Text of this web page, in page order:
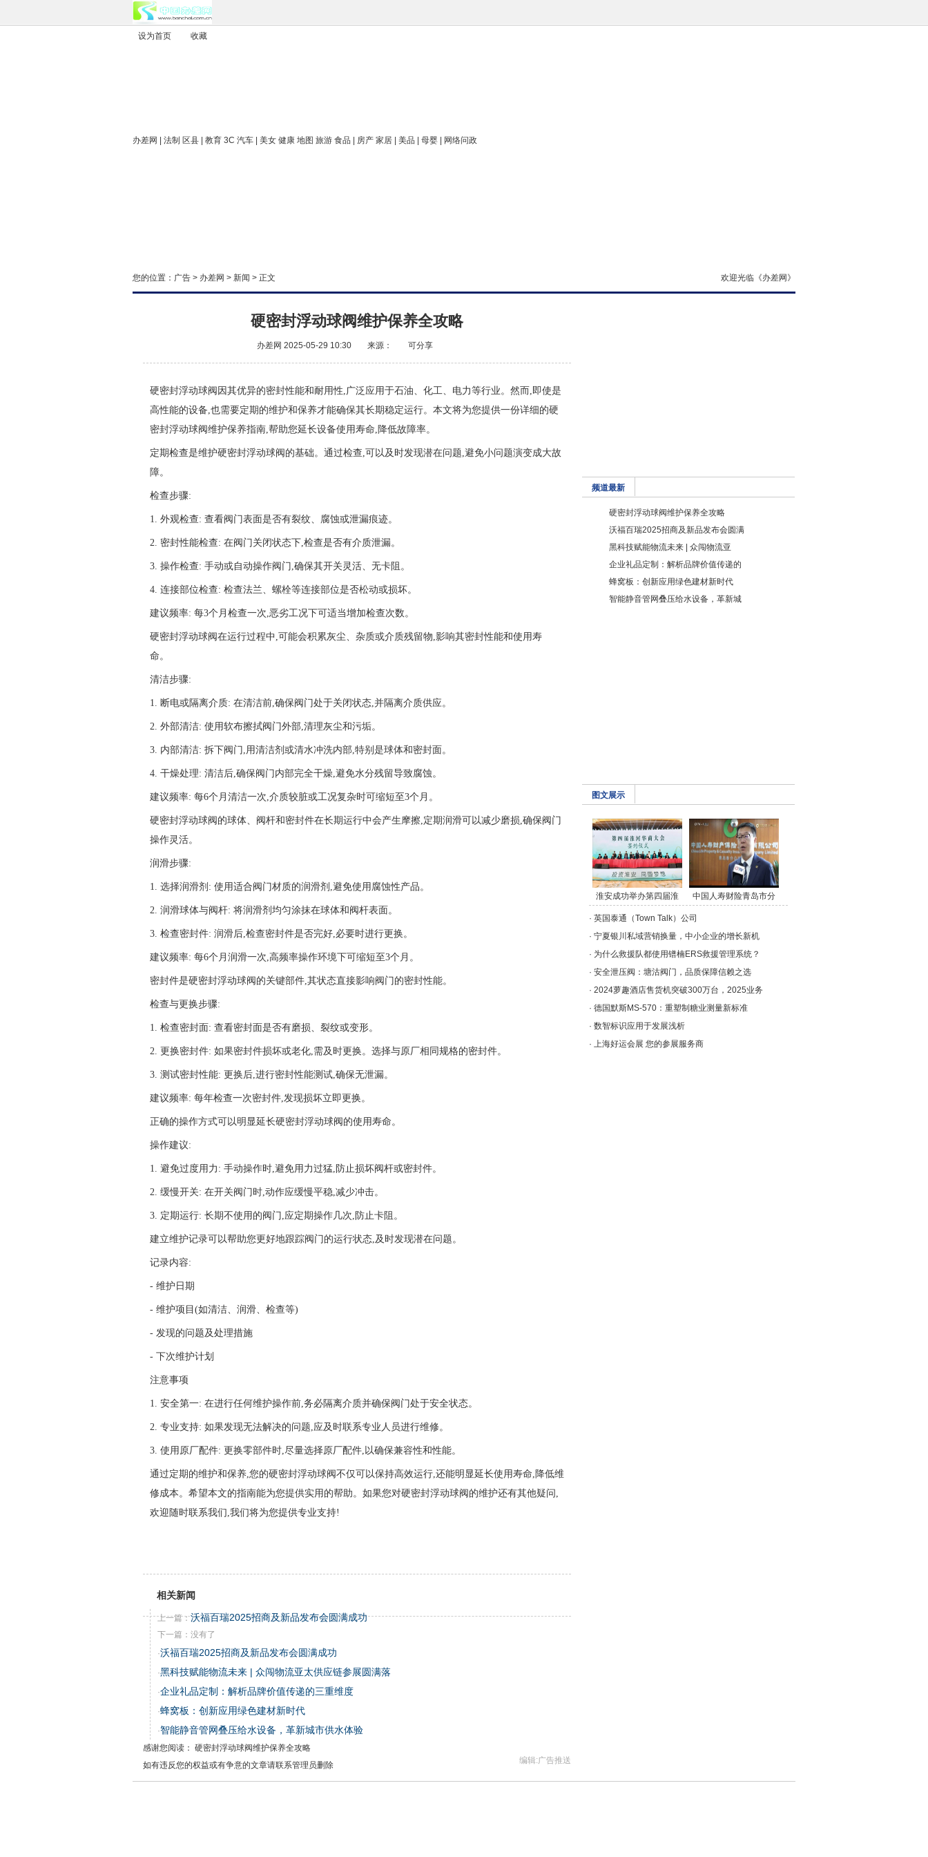
设为首页 收藏
办差网 | 法制 区县 | 教育 3C 汽车 | 美女 健康 地图 旅游 食品 | 房产 家居 | 美品 | 母婴 | 网络问政
您的位置： 广告 > 办差网 > 新闻 > 正文 欢迎光临《办差网》
硬密封浮动球阀维护保养全攻略
办差网 2025-05-29 10:30 来源： 可分享
硬密封浮动球阀因其优异的密封性能和耐用性,广泛应用于石油、化工、电力等行业。然而,即使是
高性能的设备,也需要定期的维护和保养才能确保其长期稳定运行。本文将为您提供一份详细的硬
密封浮动球阀维护保养指南,帮助您延长设备使用寿命,降低故障率。
定期检查是维护硬密封浮动球阀的基础。通过检查,可以及时发现潜在问题,避免小问题演变成大故
障。
检查步骤:
1. 外观检查: 查看阀门表面是否有裂纹、腐蚀或泄漏痕迹。
2. 密封性能检查: 在阀门关闭状态下,检查是否有介质泄漏。
3. 操作检查: 手动或自动操作阀门,确保其开关灵活、无卡阻。
4. 连接部位检查: 检查法兰、螺栓等连接部位是否松动或损坏。
建议频率: 每3个月检查一次,恶劣工况下可适当增加检查次数。
硬密封浮动球阀在运行过程中,可能会积累灰尘、杂质或介质残留物,影响其密封性能和使用寿
命。
清洁步骤:
1. 断电或隔离介质: 在清洁前,确保阀门处于关闭状态,并隔离介质供应。
2. 外部清洁: 使用软布擦拭阀门外部,清理灰尘和污垢。
3. 内部清洁: 拆下阀门,用清洁剂或清水冲洗内部,特别是球体和密封面。
4. 干燥处理: 清洁后,确保阀门内部完全干燥,避免水分残留导致腐蚀。
建议频率: 每6个月清洁一次,介质较脏或工况复杂时可缩短至3个月。
硬密封浮动球阀的球体、阀杆和密封件在长期运行中会产生摩擦,定期润滑可以减少磨损,确保阀门
操作灵活。
润滑步骤:
1. 选择润滑剂: 使用适合阀门材质的润滑剂,避免使用腐蚀性产品。
2. 润滑球体与阀杆: 将润滑剂均匀涂抹在球体和阀杆表面。
3. 检查密封件: 润滑后,检查密封件是否完好,必要时进行更换。
建议频率: 每6个月润滑一次,高频率操作环境下可缩短至3个月。
密封件是硬密封浮动球阀的关键部件,其状态直接影响阀门的密封性能。
检查与更换步骤:
1. 检查密封面: 查看密封面是否有磨损、裂纹或变形。
2. 更换密封件: 如果密封件损坏或老化,需及时更换。选择与原厂相同规格的密封件。
3. 测试密封性能: 更换后,进行密封性能测试,确保无泄漏。
建议频率: 每年检查一次密封件,发现损坏立即更换。
正确的操作方式可以明显延长硬密封浮动球阀的使用寿命。
操作建议:
1. 避免过度用力: 手动操作时,避免用力过猛,防止损坏阀杆或密封件。
2. 缓慢开关: 在开关阀门时,动作应缓慢平稳,减少冲击。
3. 定期运行: 长期不使用的阀门,应定期操作几次,防止卡阻。
建立维护记录可以帮助您更好地跟踪阀门的运行状态,及时发现潜在问题。
记录内容:
- 维护日期
- 维护项目(如清洁、润滑、检查等)
- 发现的问题及处理措施
- 下次维护计划
注意事项
1. 安全第一: 在进行任何维护操作前,务必隔离介质并确保阀门处于安全状态。
2. 专业支持: 如果发现无法解决的问题,应及时联系专业人员进行维修。
3. 使用原厂配件: 更换零部件时,尽量选择原厂配件,以确保兼容性和性能。
通过定期的维护和保养,您的硬密封浮动球阀不仅可以保持高效运行,还能明显延长使用寿命,降低维
修成本。希望本文的指南能为您提供实用的帮助。如果您对硬密封浮动球阀的维护还有其他疑问,
欢迎随时联系我们,我们将为您提供专业支持!
相关新闻
上一篇：沃福百瑞2025招商及新品发布会圆满成功
下一篇：没有了
·沃福百瑞2025招商及新品发布会圆满成功
·黑科技赋能物流未来 | 众闯物流亚太供应链参展圆满落
·企业礼品定制：解析品牌价值传递的三重维度
·蜂窝板：创新应用绿色建材新时代
·智能静音管网叠压给水设备，革新城市供水体验
感谢您阅读： 硬密封浮动球阀维护保养全攻略
如有违反您的权益或有争意的文章请联系管理员删除
编辑:广告推送
频道最新
硬密封浮动球阀维护保养全攻略
沃福百瑞2025招商及新品发布会圆满
黑科技赋能物流未来 | 众闯物流亚
企业礼品定制：解析品牌价值传递的
蜂窝板：创新应用绿色建材新时代
智能静音管网叠压给水设备，革新城
图文展示
淮安成功举办第四届淮 中国人寿财险青岛市分
· 英国泰通（Town Talk）公司
· 宁夏银川私域营销换量，中小企业的增长新机
· 为什么救援队都使用镨楠ERS救援管理系统？
· 安全泄压阀：塘沽阀门，品质保障信赖之选
· 2024萝趣酒店售货机突破300万台，2025业务
· 德国默斯MS-570：重塑制糖业测量新标准
· 数智标识应用于发展浅析
· 上海好运会展 您的参展服务商